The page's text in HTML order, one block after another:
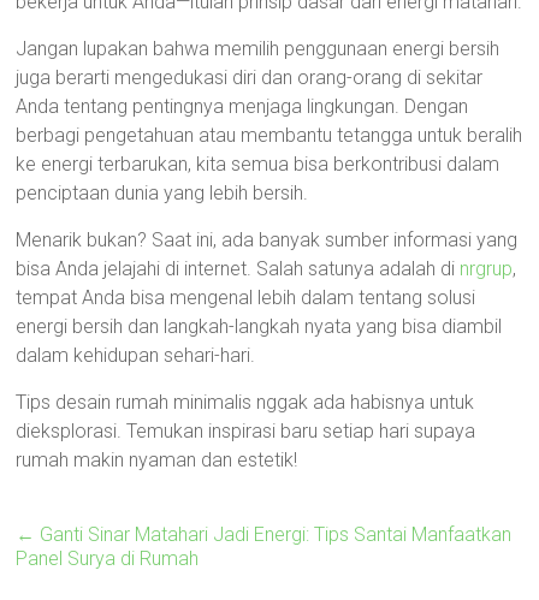
Jangan lupakan bahwa memilih penggunaan energi bersih
juga berarti mengedukasi diri dan orang-orang di sekitar
Anda tentang pentingnya menjaga lingkungan. Dengan
berbagi pengetahuan atau membantu tetangga untuk beralih
ke energi terbarukan, kita semua bisa berkontribusi dalam
penciptaan dunia yang lebih bersih.
Menarik bukan? Saat ini, ada banyak sumber informasi yang
bisa Anda jelajahi di internet. Salah satunya adalah di nrgrup,
tempat Anda bisa mengenal lebih dalam tentang solusi
energi bersih dan langkah-langkah nyata yang bisa diambil
dalam kehidupan sehari-hari.
Tips desain rumah minimalis nggak ada habisnya untuk
dieksplorasi. Temukan inspirasi baru setiap hari supaya
rumah makin nyaman dan estetik!
← Ganti Sinar Matahari Jadi Energi: Tips Santai Manfaatkan
Panel Surya di Rumah